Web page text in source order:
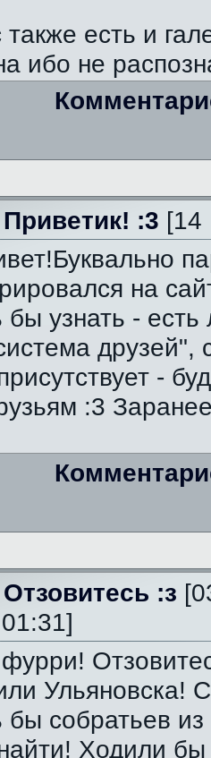
есть и
ибо не
Приветик! :3 [14
на
бы узнать - есть
друзей",
-
:3
Отзовитесь :з
01:31]
Ульяновска!
бы собратьев из
Ходили бы